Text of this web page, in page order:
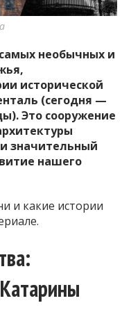
о событиях
и области.
необычных и
исторической
(сегодня —
Это сооружение
значительный
нашего
и какие истории